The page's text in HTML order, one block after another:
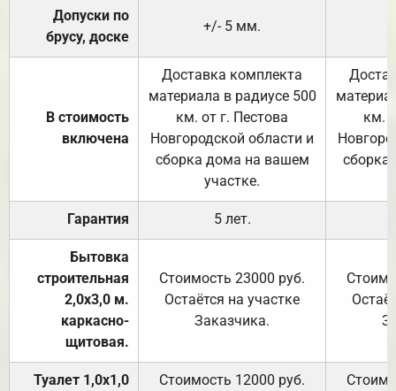
Допуски по
брусу, доске
+/- 5 мм.
В стоимость
включена
Доставка комплекта
материала в радиусе 500
км. от г. Пестова
Новгородской области и
сборка дома на вашем
участке.
км.
Гарантия 5 лет.
Бытовка
строительная
2,0х3,0 м.
каркасно-
щитовая.
Стоимость 23000 руб.
Остаётся на участке
Заказчика.
Туалет 1,0х1,0
Стоимость 12000 руб.